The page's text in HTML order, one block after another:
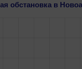
обстановка в